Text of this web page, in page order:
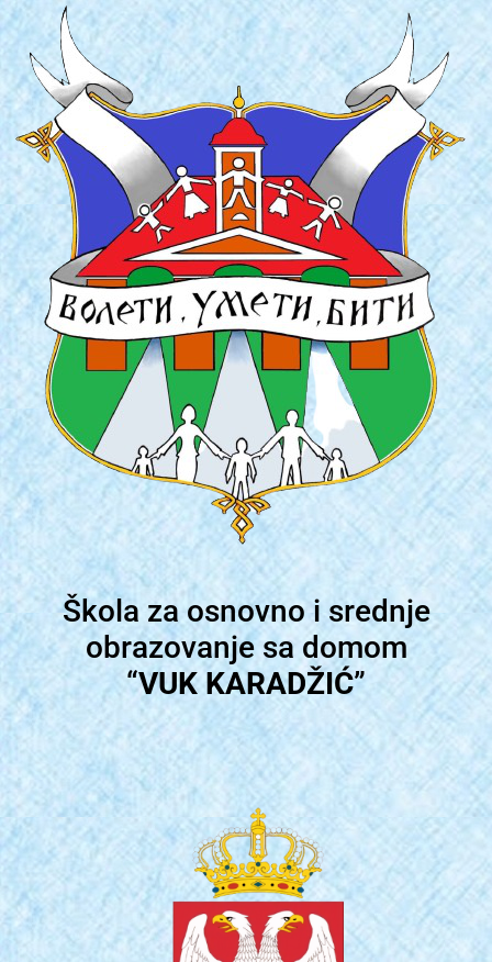
Škola za osnovno i srednje
obrazovanje sa domom
“VUK KARADŽIĆ”